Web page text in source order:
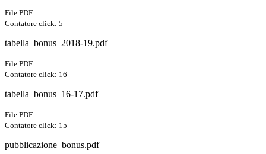
File PDF
Contatore click: 5
tabella_bonus_2018-19.pdf
File PDF
Contatore click: 16
tabella_bonus_16-17.pdf
File PDF
Contatore click: 15
pubblicazione_bonus.pdf